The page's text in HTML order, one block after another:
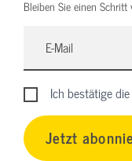
Bleiben Sie einen
Ich bestätige die
Jetzt